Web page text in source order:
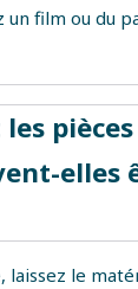
un film ou du
les
elles
laissez le